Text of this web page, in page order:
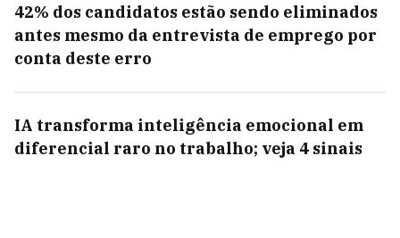
42% dos candidatos estão sendo eliminados
antes mesmo da entrevista de emprego por
conta deste erro
IA transforma inteligência emocional em
diferencial raro no trabalho; veja 4 sinais